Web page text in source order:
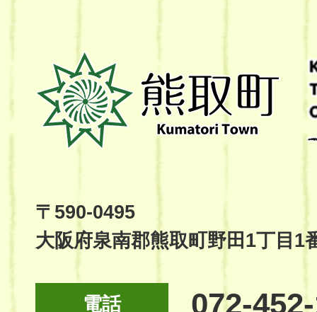
熊
取
町
Kumatori
Site
〒590-0495
大阪府泉南郡熊取町野田1丁目1
電話 072-